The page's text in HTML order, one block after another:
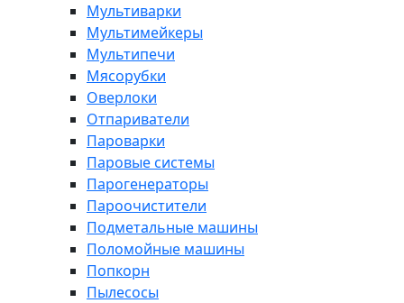
Мультиварки
Мультимейкеры
Мультипечи
Мясорубки
Оверлоки
Отпариватели
Пароварки
Паровые системы
Парогенераторы
Пароочистители
Подметальные машины
Поломойные машины
Попкорн
Пылесосы